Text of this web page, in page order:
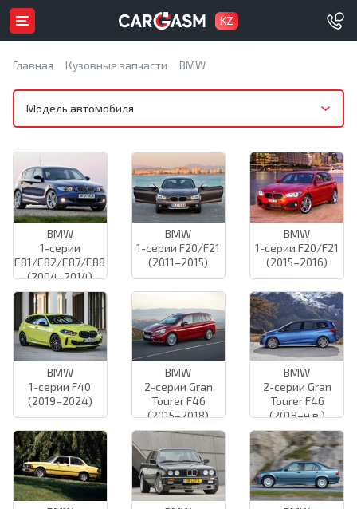
KZ
Главная Кузовные запчасти BMW
Модель автомобиля
BMW
1-серии
E81/E82/E87/E88
(2004–2014)
BMW
1-серии F20/F21
(2011–2015)
BMW
1-серии F20/F21
(2015–2016)
BMW
1-серии F40
(2019–2024)
BMW
2-серии Gran
Tourer F46
(2015–2018)
BMW
2-серии Gran
Tourer F46
(2018–н.в.)